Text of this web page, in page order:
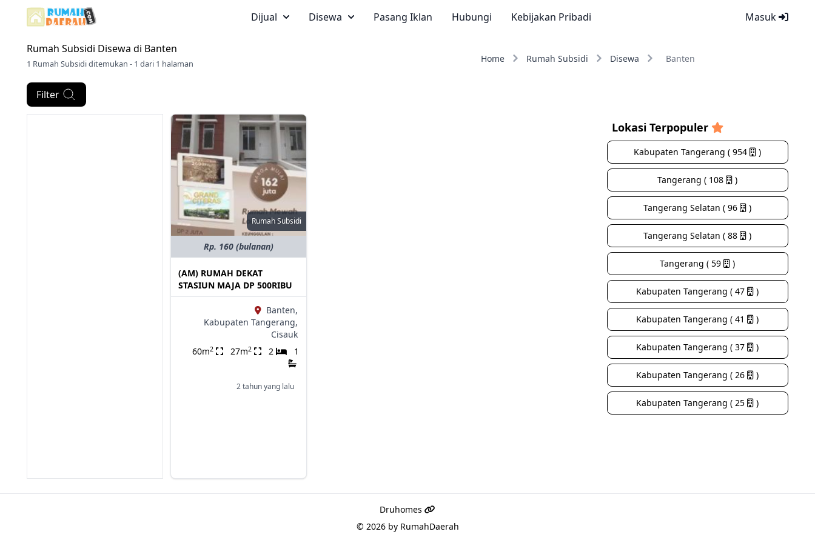
Masuk
Dijual Disewa Pasang Iklan Hubungi Kebijakan Pribadi
Rumah Subsidi Disewa di Banten
1 Rumah Subsidi ditemukan - 1 dari 1 halaman Home Rumah Subsidi Disewa Banten
Filter
Rumah Subsidi
Rp. 160 (bulanan)
(AM) RUMAH DEKAT
STASIUN MAJA DP 500RIBU
Banten,
Kabupaten Tangerang,
Cisauk
60m2 27m2 2 1
2 tahun yang lalu
Lokasi Terpopuler
Kabupaten Tangerang ( 954 )
Tangerang ( 108 )
Tangerang Selatan ( 96 )
Tangerang Selatan ( 88 )
Tangerang ( 59 )
Kabupaten Tangerang ( 47 )
Kabupaten Tangerang ( 41 )
Kabupaten Tangerang ( 37 )
Kabupaten Tangerang ( 26 )
Kabupaten Tangerang ( 25 )
Druhomes
© 2026 by RumahDaerah